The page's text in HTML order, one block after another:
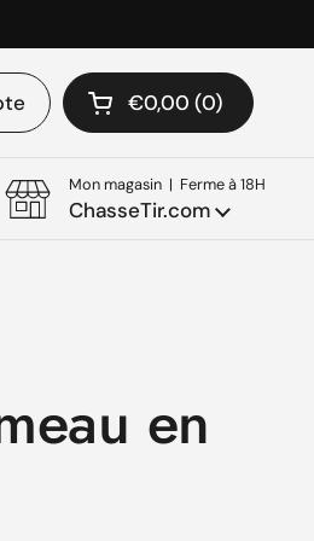
Ouvrir le panier
Mon panier Total:
€0,00 0
produit dans votre
Mon magasin | Ferme à 18H
ChasseTir.com
en